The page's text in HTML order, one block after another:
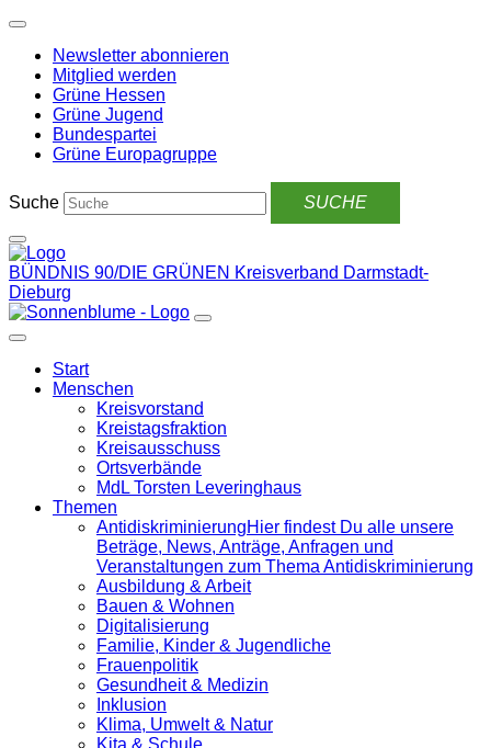
Weiter
Inhalt
Newsletter abonnieren
Mitglied werden
Grüne Hessen
Grüne Jugend
Bundespartei
Grüne Europagruppe
Suche
BÜNDNIS 90/DIE GRÜNEN Kreisverband Darmstadt-
Dieburg
Start
Menschen
Kreisvorstand
Kreistagsfraktion
Kreisausschuss
Ortsverbände
MdL Torsten Leveringhaus
Themen
Antidiskrimi­nierungHier findest Du alle unsere
Beträge, News, Anträge, Anfragen und
Veranstaltungen zum Thema Antidiskriminierung
Ausbildung & Arbeit
Bauen & Wohnen
Digitalisierung
Familie, Kinder & Jugendliche
Frauenpolitik
Gesundheit & Medizin
Inklusion
Klima, Umwelt & Natur
Kita & Schule